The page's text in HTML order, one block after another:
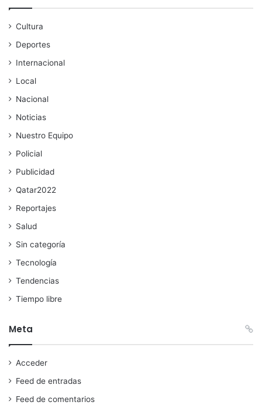
Cultura
Deportes
Internacional
Local
Nacional
Noticias
Nuestro Equipo
Policial
Publicidad
Qatar2022
Reportajes
Salud
Sin categoría
Tecnología
Tendencias
Tiempo libre
Meta
Acceder
Feed de entradas
Feed de comentarios